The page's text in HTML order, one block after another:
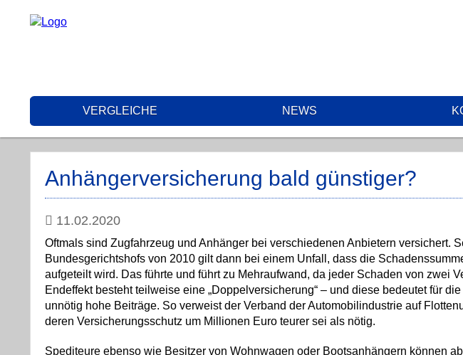
VERGLEICHE NEWS
Anhängerversicherung bald günstiger?
11.02.2020
Oftmals sind Zugfahrzeug und Anhänger bei verschiedenen Anbietern versichert.
Bundesgerichtshofs von 2010 gilt dann bei einem Unfall, dass die
aufgeteilt wird. Das führte und führt zu Mehraufwand, da jeder Schaden von zwei
Endeffekt besteht teilweise eine „Doppelversicherung“ – und diese bedeutet für
unnötig hohe Beiträge. So verweist der Verband der Automobilindustrie auf
deren Versicherungsschutz um Millionen Euro teurer sei als nötig.
Spediteure ebenso wie Besitzer von Wohnwagen oder Bootsanhängern können